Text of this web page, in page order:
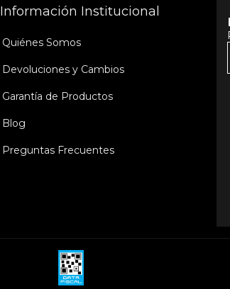
Información Institucional
Quiénes Somos
Devoluciones y Cambios
Garantía de Productos
Blog
Preguntas Frecuentes